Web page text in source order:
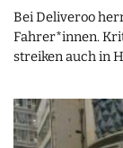
Bei Deliveroo
Fahrer*innen.
streiken auch in